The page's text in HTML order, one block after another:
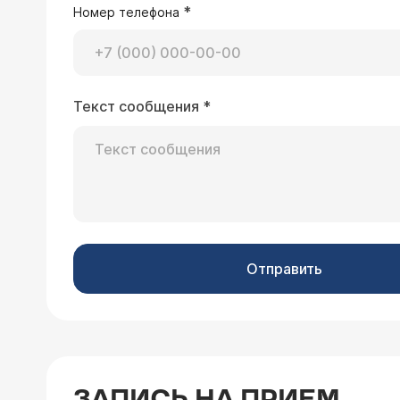
Здравствуйте доктор! Примерно
Это было дня три, после этого я
раке может такое быть, что кровь
опухолей нет, Слава Богу !!!
Номер телефона *
Текст сообщения *
Отправить